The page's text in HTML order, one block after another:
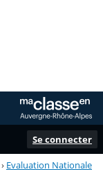
Se connecter
› Evaluation Nationale